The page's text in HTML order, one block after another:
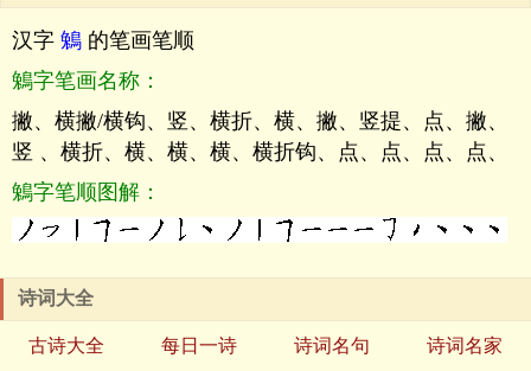
汉字 鵵 的笔画笔顺
鵵字笔画名称：
撇、横撇/横钩、竖、横折、横、撇、竖提、点、撇、
竖 、横折、横、横、横、横折钩、点、点、点、点、
鵵字笔顺图解：
诗词大全
古诗大全 每日一诗 诗词名句
诗词名家